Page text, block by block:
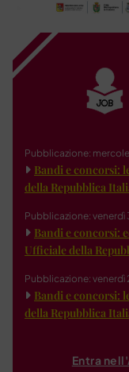
Pubblicazione:
Bandi e concorsi:
della Repubblica
Pubblicazione: venerdì
Bandi e concorsi:
Ufficiale della
Pubblicazione: venerdì
Bandi e concorsi:
della Repubblica
Entra